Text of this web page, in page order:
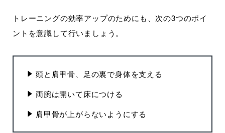
トレーニングの効率アップのためにも、次の3つのポイ
ントを意識して行いましょう。
頭と肩甲骨、足の裏で身体を支える
両腕は開いて床につける
肩甲骨が上がらないようにする